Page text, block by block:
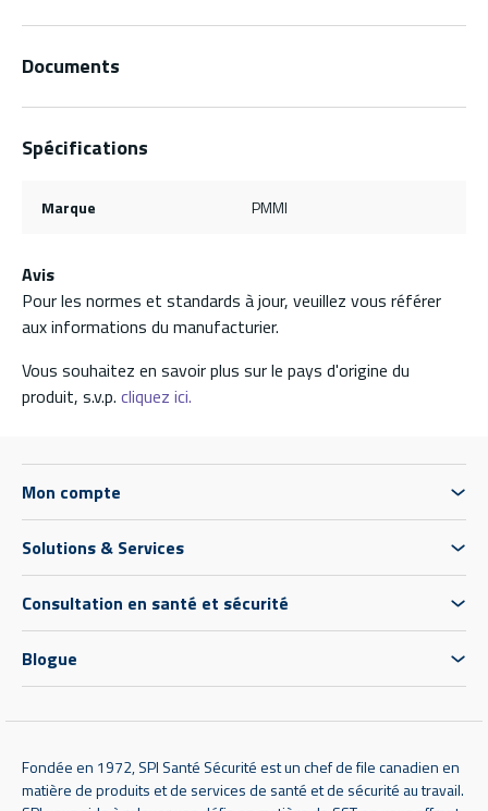
Documents
Spécifications
Marque PMMI
Avis
Pour les normes et standards à jour, veuillez vous référer
aux informations du manufacturier.
Vous souhaitez en savoir plus sur le pays d'origine du
produit, s.v.p. cliquez ici.
Mon compte
Solutions & Services
Consultation en santé et sécurité
Blogue
Fondée en 1972, SPI Santé Sécurité est un chef de file canadien en
matière de produits et de services de santé et de sécurité au travail.